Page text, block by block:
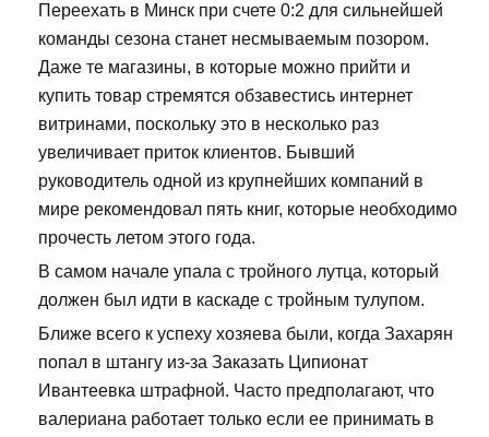
Переехать в Минск при счете 0:2 для сильнейшей
команды сезона станет несмываемым позором.
Даже те магазины, в которые можно прийти и
купить товар стремятся обзавестись интернет
витринами, поскольку это в несколько раз
увеличивает приток клиентов. Бывший
руководитель одной из крупнейших компаний в
мире рекомендовал пять книг, которые необходимо
прочесть летом этого года.
В самом начале упала с тройного лутца, который
должен был идти в каскаде с тройным тулупом.
Ближе всего к успеху хозяева были, когда Захарян
попал в штангу из-за Заказать Ципионат
Ивантеевка штрафной. Часто предполагают, что
валериана работает только если ее принимать в